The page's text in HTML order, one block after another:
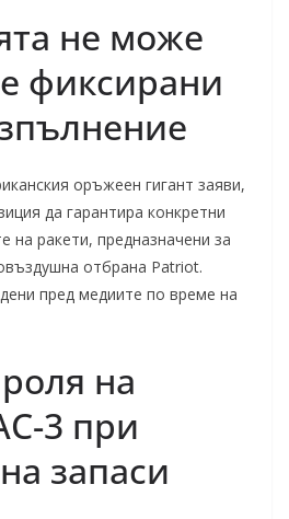
не може
фиксирани
оръжеен гигант заяви,
да гарантира конкретни
на ракети, предназначени за
отбрана Patriot.
пред медиите по време на
на
3 при
запаси